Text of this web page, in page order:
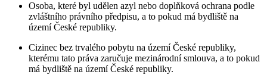
Osoba, které byl udělen azyl nebo doplňková ochrana podle
zvláštního právního předpisu, a to pokud má bydliště na
území České republiky.
Cizinec bez trvalého pobytu na území České republiky,
kterému tato práva zaručuje mezinárodní smlouva, a to pokud
má bydliště na území České republiky.